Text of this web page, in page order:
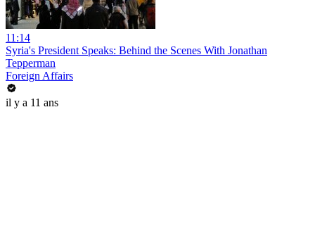
11:14
Syria's President Speaks: Behind the Scenes With Jonathan
Tepperman
Foreign Affairs
il y a 11 ans